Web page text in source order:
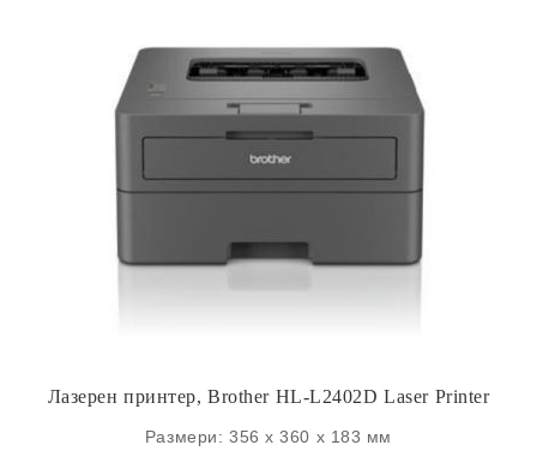
Лазерен принтер, Brother HL-L2402D Laser Printer
Размери: 356 x 360 x 183 мм